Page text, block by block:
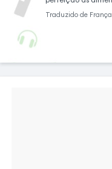
Traduzido de